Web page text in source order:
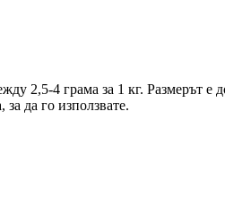
2,5-4 грама за 1 кг. Размерът е
да го използвате.